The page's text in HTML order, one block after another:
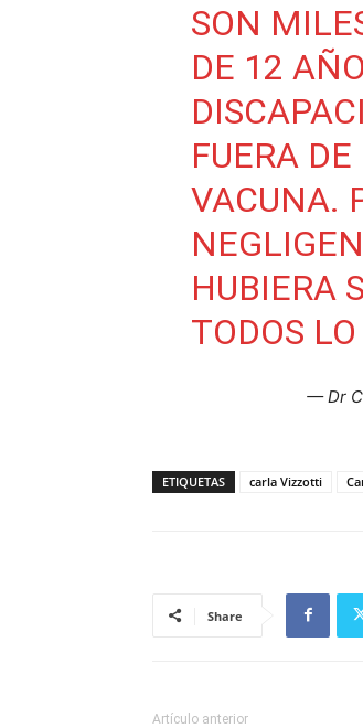
SON
DE 12
FUERA
VACUNA.
HUBIERA
TODOS
— Dr
ETIQUETAS carla Vizzotti
Share
Artículo anterior